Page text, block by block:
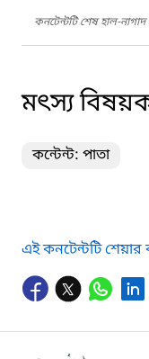
কনটেন্টটি শেষ হাল-
মৎস্য
কন্টেন্ট: পাতা
এই কনটেন্টটি